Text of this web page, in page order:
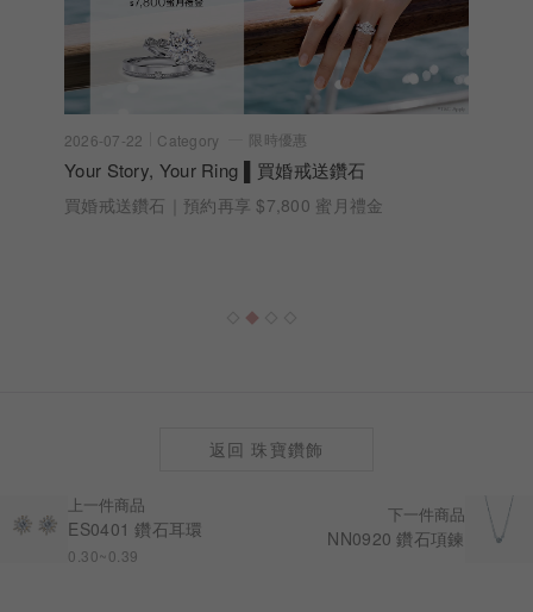
2026-07-22 Category 限時優惠
Your Story, Your Ring ▌買婚戒送鑽石
買婚戒送鑽石｜預約再享 $7,800 蜜月禮金
上一件商品
ES0401 鑽石耳環
0.30~0.39
下一件商品
NN0920 鑽石項鍊
返回 珠寶鑽飾